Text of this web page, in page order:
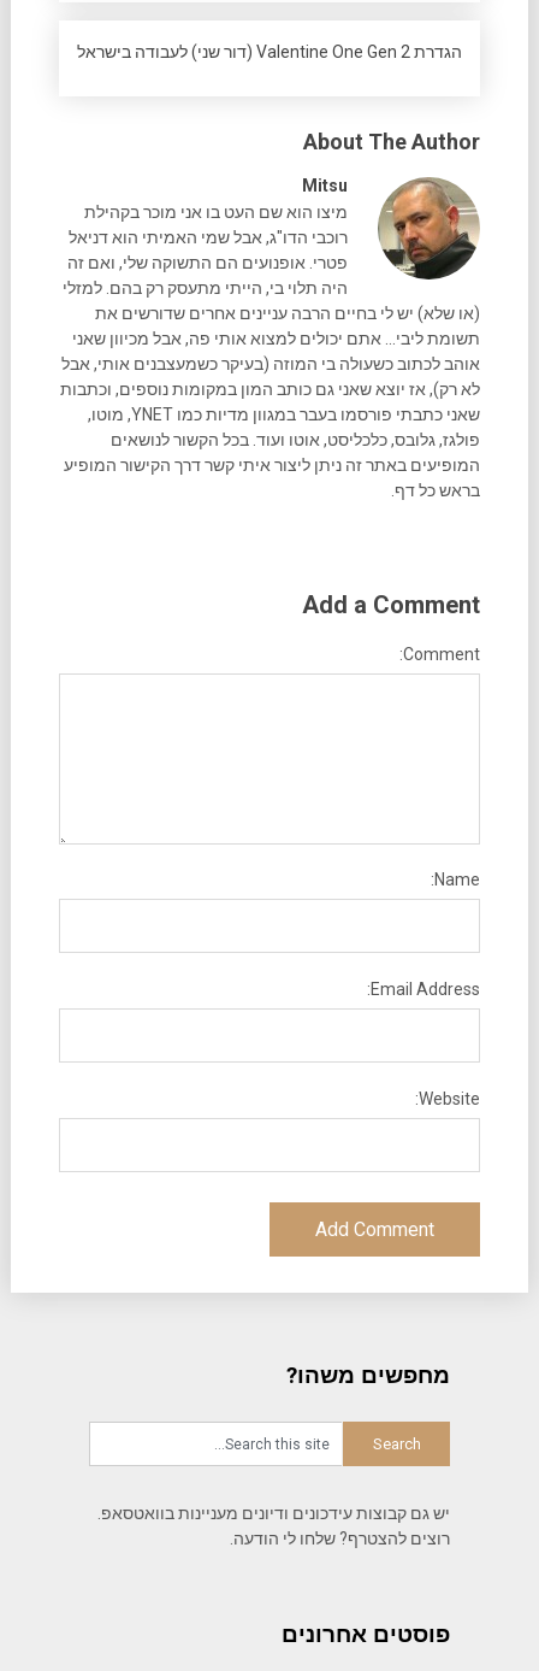
הגדרת Valentine One Gen 2 (דור שני) לעבודה בישראל
About The Author
Mitsu
מיצו הוא שם העט בו אני מוכר בקהילת
רוכבי הדו"ג, אבל שמי האמיתי הוא דניאל
פטרי. אופנועים הם התשוקה שלי, ואם זה
היה תלוי בי, הייתי מתעסק רק בהם. למזלי
(או שלא) יש לי בחיים הרבה עניינים אחרים שדורשים את
תשומת ליבי... אתם יכולים למצוא אותי פה, אבל מכיוון שאני
אוהב לכתוב כשעולה בי המוזה (בעיקר כשמעצבנים אותי, אבל
לא רק), אז יוצא שאני גם כותב המון במקומות נוספים, וכתבות
שאני כתבתי פורסמו בעבר במגוון מדיות כמו YNET, מוטו,
פולגז, גלובס, כלכליסט, אוטו ועוד. בכל הקשור לנושאים
המופיעים באתר זה ניתן ליצור איתי קשר דרך הקישור המופיע
בראש כל דף.
Add a Comment
Comment:
Name:
Email Address:
Website:
מחפשים משהו?
יש גם קבוצות עידכונים ודיונים מעניינות בוואטסאפ.
רוצים להצטרף? שלחו לי הודעה.
פוסטים אחרונים